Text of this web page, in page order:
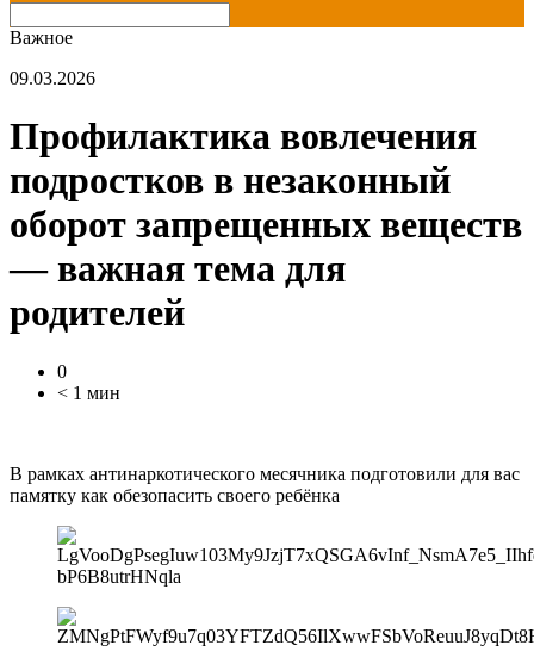
Важное
09.03.2026
Профилактика вовлечения
подростков в незаконный
оборот запрещенных веществ
— важная тема для
родителей
0
< 1 мин
В рамках антинаркотического месячника подготовили для вас
памятку как обезопасить своего ребёнка